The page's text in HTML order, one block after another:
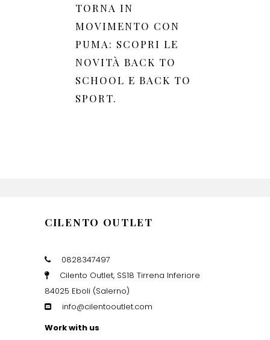
TORNA IN
MOVIMENTO CON
PUMA: SCOPRI LE
NOVITÀ BACK TO
SCHOOL E BACK TO
SPORT.
CILENTO OUTLET
0828347497
Cilento Outlet, SS18 Tirrena Inferiore
84025 Eboli (Salerno)
info@cilentooutlet.com
Work with us